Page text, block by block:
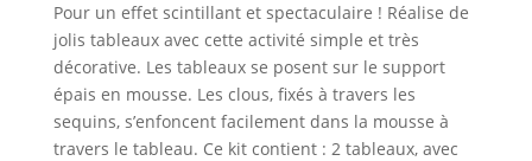
Pour un effet scintillant et spectaculaire ! Réalise de
jolis tableaux avec cette activité simple et très
décorative. Les tableaux se posent sur le support
épais en mousse. Les clous, fixés à travers les
sequins, s’enfoncent facilement dans la mousse à
travers le tableau. Ce kit contient : 2 tableaux, avec